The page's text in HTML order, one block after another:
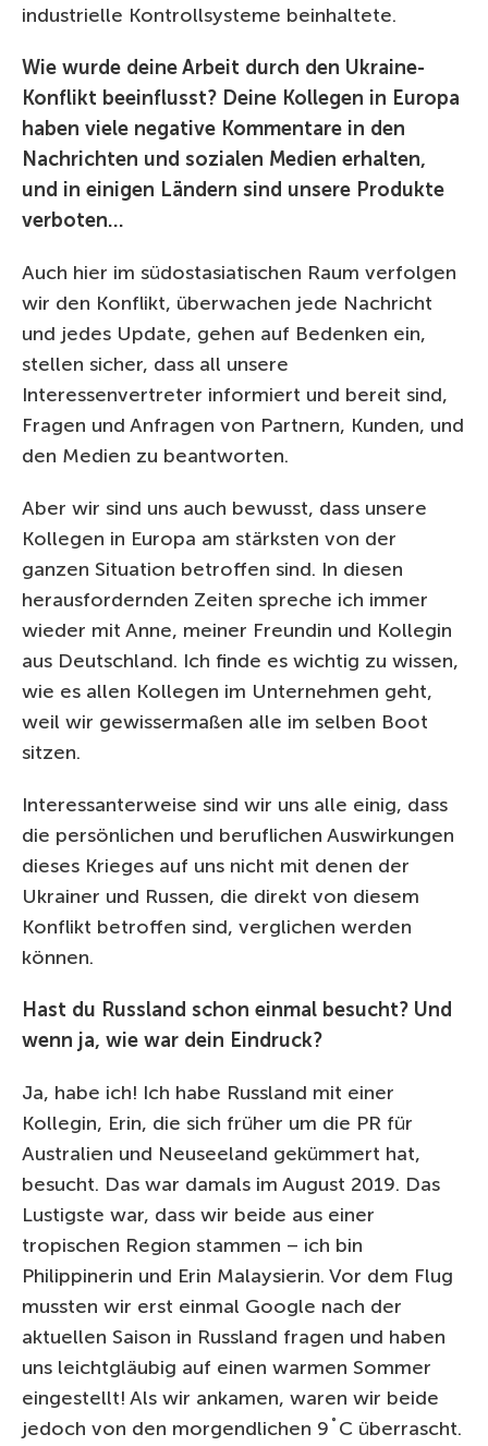
industrielle Kontrollsysteme beinhaltete.
Wie wurde deine Arbeit durch den Ukraine-
Konflikt beeinflusst? Deine Kollegen in Europa
haben viele negative Kommentare in den
Nachrichten und sozialen Medien erhalten,
und in einigen Ländern sind unsere Produkte
verboten…
Auch hier im südostasiatischen Raum verfolgen
wir den Konflikt, überwachen jede Nachricht
und jedes Update, gehen auf Bedenken ein,
stellen sicher, dass all unsere
Interessenvertreter informiert und bereit sind,
Fragen und Anfragen von Partnern, Kunden, und
den Medien zu beantworten.
Aber wir sind uns auch bewusst, dass unsere
Kollegen in Europa am stärksten von der
ganzen Situation betroffen sind. In diesen
herausfordernden Zeiten spreche ich immer
wieder mit Anne, meiner Freundin und Kollegin
aus Deutschland. Ich finde es wichtig zu wissen,
wie es allen Kollegen im Unternehmen geht,
weil wir gewissermaßen alle im selben Boot
sitzen.
Interessanterweise sind wir uns alle einig, dass
die persönlichen und beruflichen Auswirkungen
dieses Krieges auf uns nicht mit denen der
Ukrainer und Russen, die direkt von diesem
Konflikt betroffen sind, verglichen werden
können.
Hast du Russland schon einmal besucht? Und
wenn ja, wie war dein Eindruck?
Ja, habe ich! Ich habe Russland mit einer
Kollegin, Erin, die sich früher um die PR für
Australien und Neuseeland gekümmert hat,
besucht. Das war damals im August 2019. Das
Lustigste war, dass wir beide aus einer
tropischen Region stammen – ich bin
Philippinerin und Erin Malaysierin. Vor dem Flug
mussten wir erst einmal Google nach der
aktuellen Saison in Russland fragen und haben
uns leichtgläubig auf einen warmen Sommer
eingestellt! Als wir ankamen, waren wir beide
jedoch von den morgendlichen 9˚C überrascht.